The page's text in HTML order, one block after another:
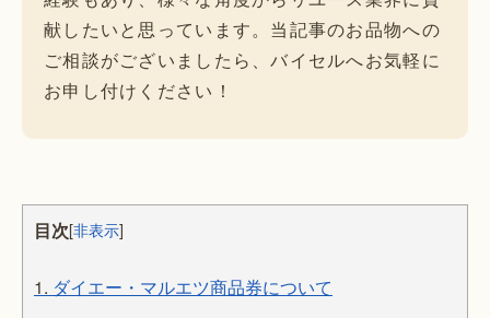
献したいと思っています。当記事のお品物への
ご相談がございましたら、バイセルへお気軽に
お申し付けください！
目次[非表示]
1. ダイエー・マルエツ商品券について